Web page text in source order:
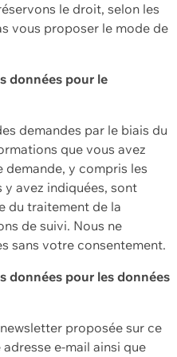
le droit, selon les
vous proposer le mode de
données pour le
demandes par le biais du
que vous avez
y compris les
avez indiquées, sont
du traitement de la
de suivi. Nous ne
sans votre consentement.
données pour les données
proposée sur ce
e-mail ainsi que